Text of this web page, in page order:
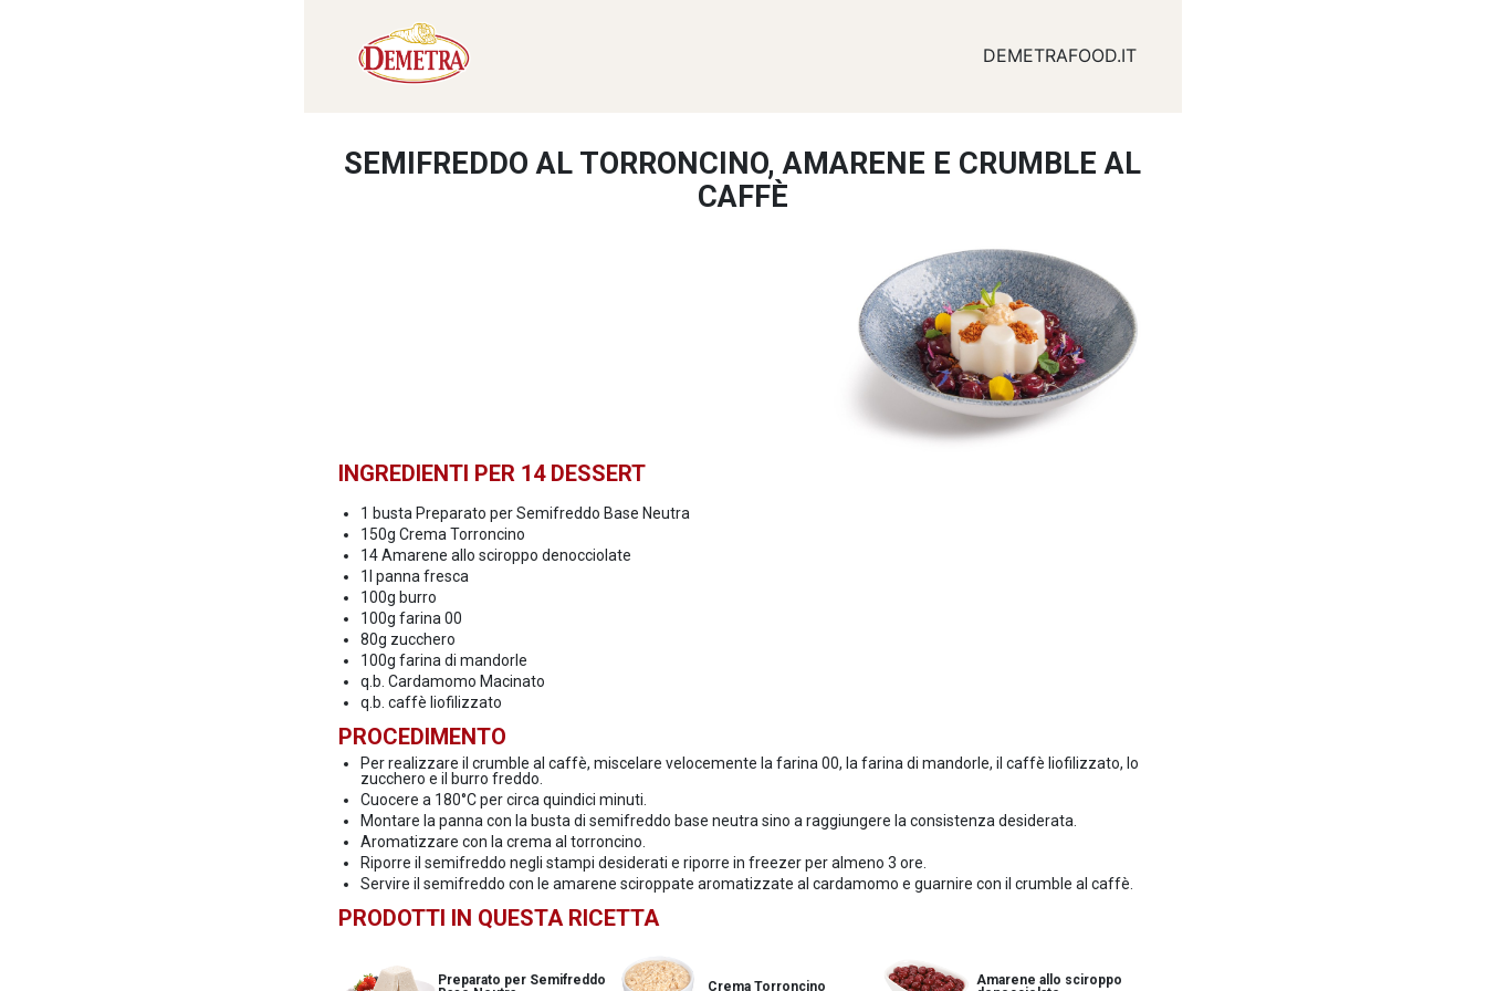
DEMETRAFOOD.IT
SEMIFREDDO AL TORRONCINO, AMARENE E CRUMBLE AL
CAFFÈ
INGREDIENTI PER 14 DESSERT
1 busta Preparato per Semifreddo Base Neutra
150g Crema Torroncino
14 Amarene allo sciroppo denocciolate
1l panna fresca
100g burro
100g farina 00
80g zucchero
100g farina di mandorle
q.b. Cardamomo Macinato
q.b. caffè liofilizzato
PROCEDIMENTO
Per realizzare il crumble al caffè, miscelare velocemente la farina 00, la farina di mandorle, il caffè liofilizzato, lo
zucchero e il burro freddo.
Cuocere a 180°C per circa quindici minuti.
Montare la panna con la busta di semifreddo base neutra sino a raggiungere la consistenza desiderata.
Aromatizzare con la crema al torroncino.
Riporre il semifreddo negli stampi desiderati e riporre in freezer per almeno 3 ore.
Servire il semifreddo con le amarene sciroppate aromatizzate al cardamomo e guarnire con il crumble al caffè.
PRODOTTI IN QUESTA RICETTA
Preparato per Semifreddo
Crema Torroncino
Amarene allo sciroppo